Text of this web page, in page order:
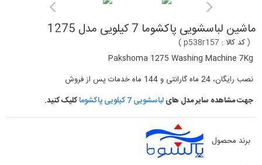
ماشین لباسشویی پاکشوما 7 کیلویی مدل 1275
(کد کالا : p538r157
)
Pakshoma 1275 Washing Machine 7Kg
نصب رایگان، 24 ماه گارانتی و 144 ماه خدمات پس از فروش
جهت مشاهده سایر مدل هایلباسشویی 7 کیلویی پاکشوما کلیک کنید.
برند محصول